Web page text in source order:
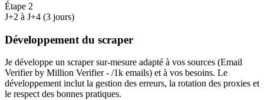
Étape 2
J+2 à J+4 (3 jours)
Développement du scraper
Je développe un scraper sur-mesure adapté à vos sources (Email
Verifier by Million Verifier - /1k emails) et à vos besoins. Le
développement inclut la gestion des erreurs, la rotation des proxies et
le respect des bonnes pratiques.